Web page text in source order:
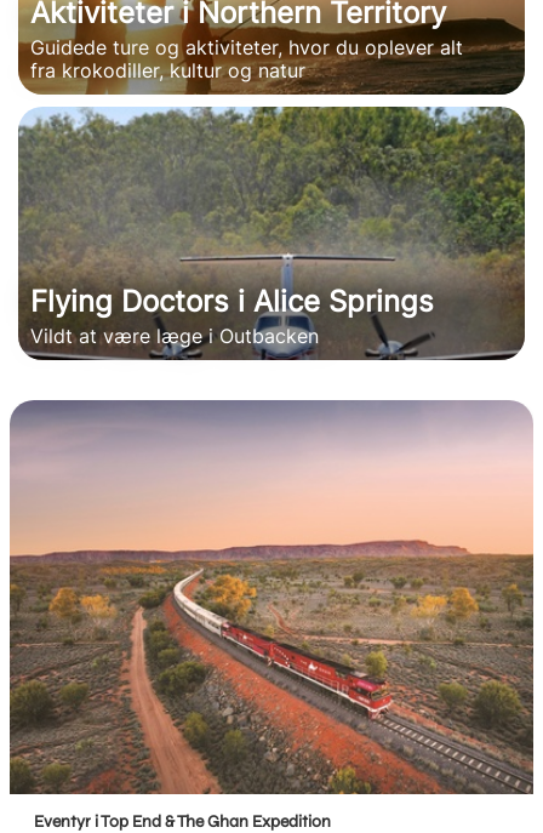
Aktiviteter i Northern Territory
Guidede ture og aktiviteter, hvor du oplever alt
fra krokodiller, kultur og natur
Flying Doctors i Alice Springs
Vildt at være læge i Outbacken
Eventyr i Top End & The Ghan Expedition